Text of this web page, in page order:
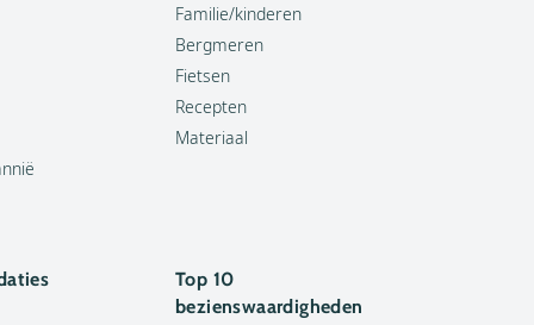
Familie/kinderen
Bergmeren
Fietsen
Recepten
Materiaal
Top 10
bezienswaardigheden